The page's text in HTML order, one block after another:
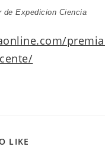
de Expedicion Ciencia
LIKE